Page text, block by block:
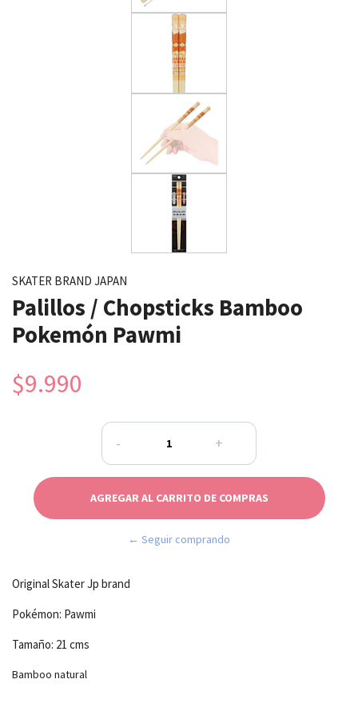
SKATER BRAND JAPAN
Palillos / Chopsticks Bamboo
Pokemón Pawmi
$9.990
- +
← Seguir comprando
Original Skater Jp brand
Pokémon: Pawmi
Tamaño: 21 cms
Bamboo natural